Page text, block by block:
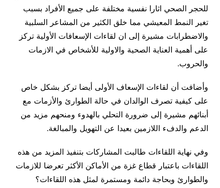
للحجر الصحي اثارا نفسية مختلفة على جميع الأفراد بسبب
تغير النمط المعيشي مما خلق الكثير من المشاعر السلبية
والاضطرابات مشيرة إلى ان لقاءات الإسعافات الأولية تركز
على أهمية العناية الصحية والاولية للأشخاص في الازمات
والحروب.
وأضافت أن لقاءات الإسعاف الأولى أيضا تركز بشكل خاص
على كيفية تصرف الوالدان في حالة الطوارئ والأزمات مع
أبنائهم مشيرة إلى ضرورة التحلي بالهدوء ومنحهم مزيد من
الدعم والدفء اللازمين بعيدا عن التهويل والمبالغة.
وفي نهاية اللقاءات طالبت المشاركات بتنفيذ المزيد من هذه
اللقاءات باعتبار قطاع غزة من الأماكن الأكثر تعرضا للازمات
والطوارئ وبحاجة دائمة ومستمرة لمثل هذه اللقاءات؟